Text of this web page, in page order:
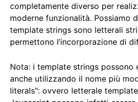
completamente diverso per
moderne funzionalità. Possiamo
template strings sono letterali
permettono l’incorporazione di
Nota: i template strings possono
anche utilizzando il nome più
literals": ovvero letterale